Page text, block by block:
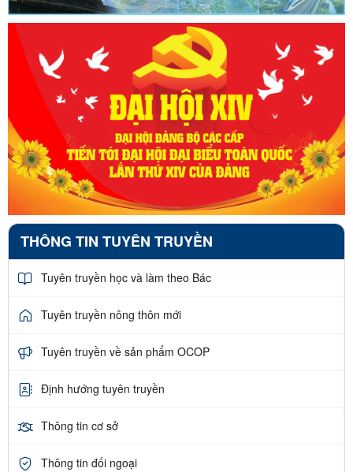
THÔNG TIN TUYÊN TRUYỀN
Tuyên truyền học và làm theo Bác
Tuyên truyền nông thôn mới
Tuyên truyền về sản phẩm OCOP
Định hướng tuyên truyền
Thông tin cơ sở
Thông tin đối ngoại